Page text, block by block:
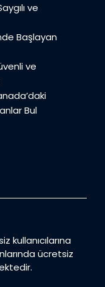
ve
Başlayan
ve
Bul
kullanıcılarına
ücretsiz